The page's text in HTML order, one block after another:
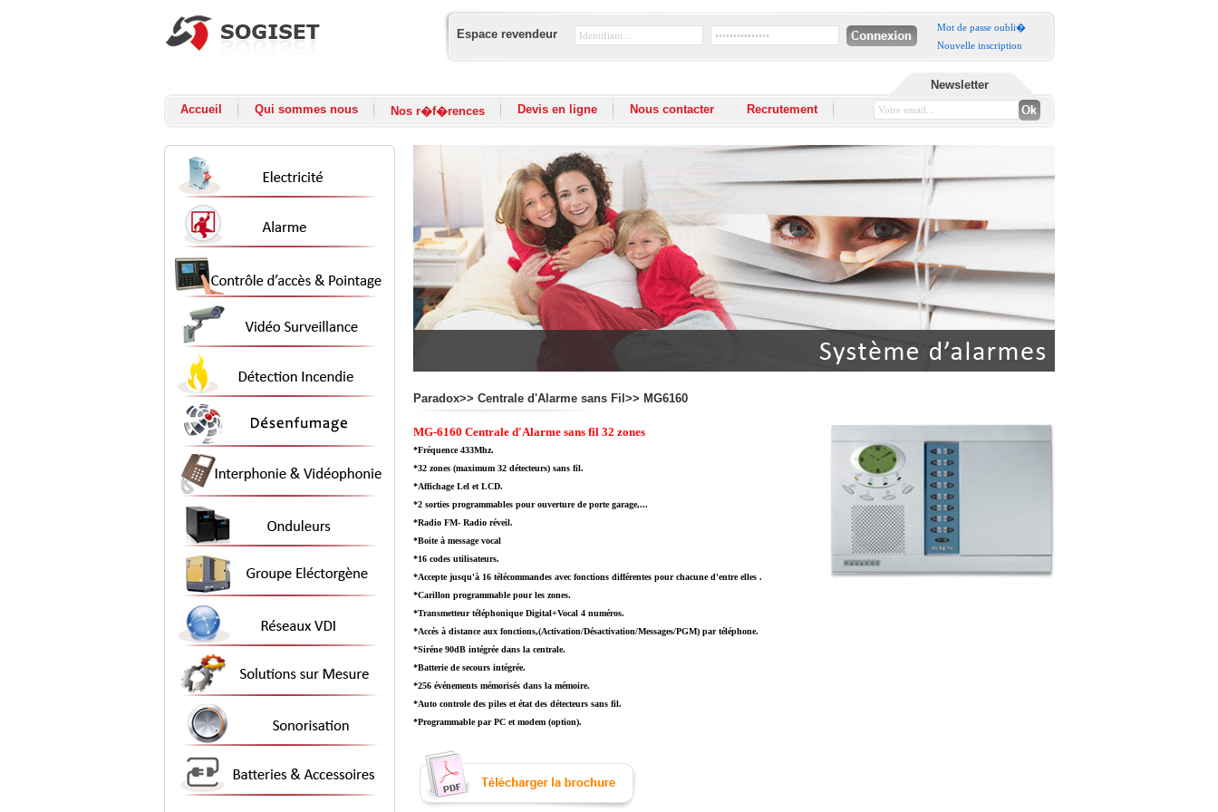
Espace revendeur
Mot de passe oubli�
Nouvelle inscription
Accueil Qui sommes nous Nos r�f�rences Devis en ligne Nous contacter Recrutement
Newsletter
Paradox>> Centrale d'Alarme sans Fil>> MG6160
MG-6160 Centrale d'Alarme sans fil 32 zones
*Fréquence 433Mhz.
*32 zones (maximum 32 détecteurs) sans fil.
*Affichage Lel et LCD.
*2 sorties programmables pour ouverture de porte garage,...
*Radio FM- Radio réveil.
*Boite à message vocal
*16 codes utilisateurs.
*Accepte jusqu'à 16 télécommandes avec fonctions différentes pour chacune d'entre elles .
*Carillon programmable pour les zones.
*Transmetteur téléphonique Digital+Vocal 4 numéros.
*Accés à distance aux fonctions,(Activation/Désactivation/Messages/PGM) par téléphone.
*Siréne 90dB intégrée dans la centrale.
*Batterie de secours intégrée.
*256 événements mémorisés dans la mémoire.
*Auto controle des piles et état des détecteurs sans fil.
*Programmable par PC et modem (option).